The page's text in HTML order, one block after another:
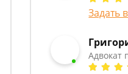
Задать
Адвокат